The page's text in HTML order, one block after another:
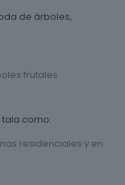
de árboles,
frutales
como:
residenciales y en